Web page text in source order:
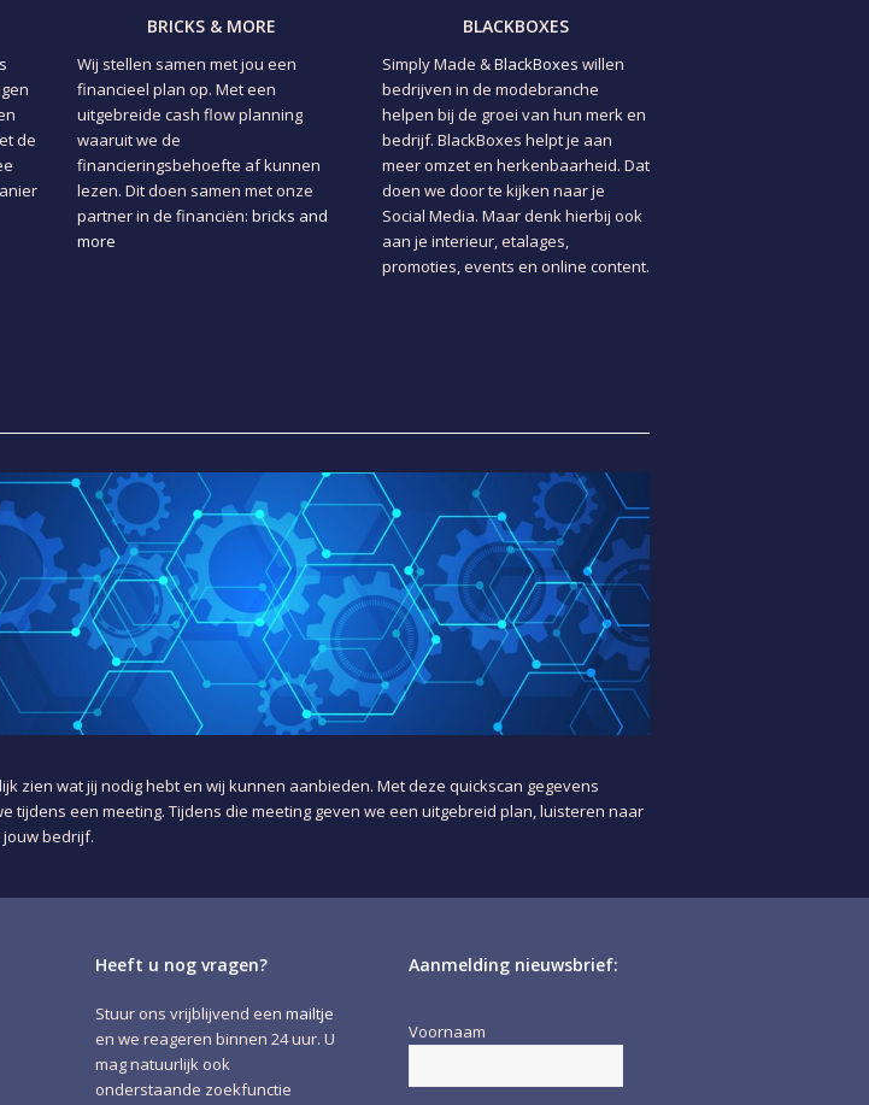
de
BRICKS & MORE
Wij stellen samen met jou een
financieel plan op. Met een
uitgebreide cash flow planning
waaruit we de
financieringsbehoefte af kunnen
lezen. Dit doen samen met onze
partner in de financiën: bricks and
more
BLACKBOXES
Simply Made &BlackBoxes willen
bedrijven in de modebranche
helpen bij de groei van hun merk en
bedrijf. BlackBoxes helpt je aan
meer omzet en herkenbaarheid. Dat
doen we door te kijken naar je
Social Media. Maar denk hierbij ook
aan je interieur, etalages,
promoties, events en online content.
zien wat jij nodig hebt en wij kunnen aanbieden. Met deze quickscan gegevens
een meeting. Tijdens die meeting geven we een uitgebreid plan, luisteren naar
bedrijf.
Heeft u nog vragen?
Stuur ons vrijblijvend een mailtje
en we reageren binnen 24 uur. U
mag natuurlijk ook
onderstaande zoekfunctie
Aanmelding nieuwsbrief:
Voornaam